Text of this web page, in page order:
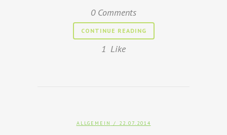
0 Comments
CONTINUE READING
1 Like
ALLGEMEIN / 22.07.2014